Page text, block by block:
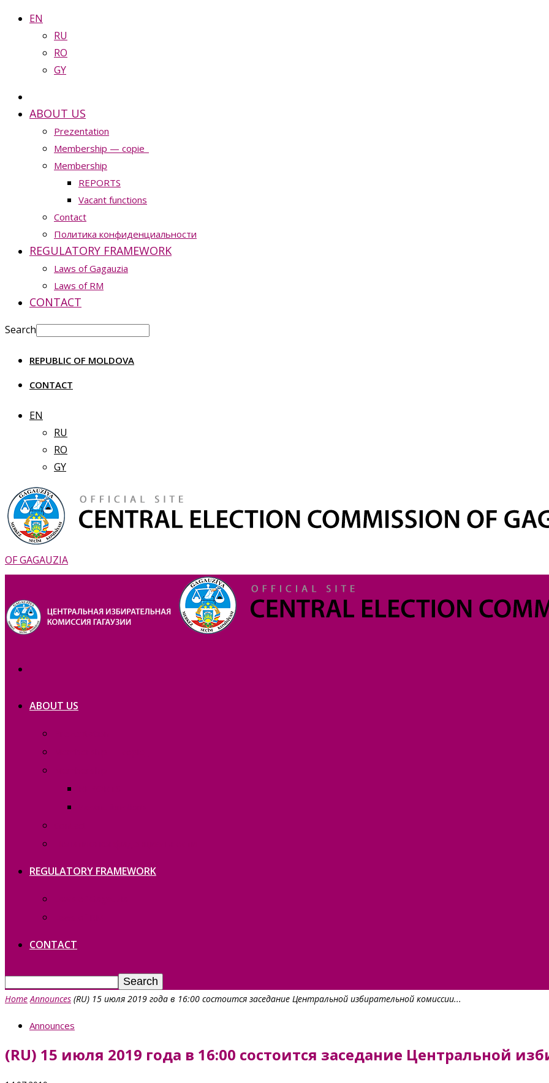
EN
RU
RO
GY
ABOUT US
Prezentation
Membership — copie_
Membership
REPORTS
Vacant functions
Contact
Политика конфиденциальности
REGULATORY FRAMEWORK
Laws of Gagauzia
Laws of RM
CONTACT
Search
REPUBLIC OF MOLDOVA
CONTACT
EN
RU
RO
GY
OF GAGAUZIA
ABOUT US
REGULATORY FRAMEWORK
CONTACT
Home Announces (RU) 15 июля 2019 года в 16:00 состоится заседание Центральной избирательной комиссии...
Announces
(RU) 15 июля 2019 года в 16:00 состоится заседание Центральной